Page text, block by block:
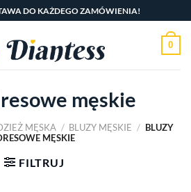
DO KAŻDEGO ZAMÓWIENIA!
0
męskie
MĘSKA / BLUZY MĘSKIE / BLUZY
MĘSKIE
FILTRUJ